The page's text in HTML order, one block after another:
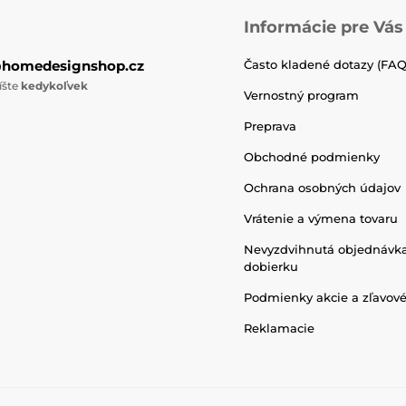
kedykoľvek
Informácie pre Vás
Často kladené dotazy
Vernostný program
Preprava
Obchodné podmienky
Ochrana osobných údajov
Vrátenie a výmena tovaru
Nevyzdvihnutá
dobierku
Podmienky akcie a
Reklamacie